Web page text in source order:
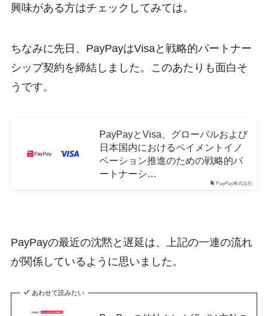
興味がある方はチェックしてみては。
ちなみに先日、PayPayはVisaと戦略的パートナー
シップ契約を締結しました。このあたりも面白そ
うです。
PayPay株式会社
PayPayとVisa、グローバルおよび
日本国内におけるペイメントイノ
ベーション推進のための戦略的パ
ートナーシ…
PayPayの最近の沈黙と遅延は、上記の一連の流れ
が関係しているように思いました。
あわせて読みたい